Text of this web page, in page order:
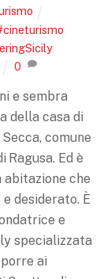
,
0
e sembra
della casa di
comune
Ragusa. Ed è
che
desiderato. È
e
specializzata
ai